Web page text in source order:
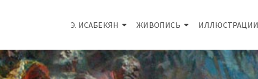
Э. ИСАБЕКЯН ЖИВОПИСЬ ИЛЛЮСТРАЦИИ